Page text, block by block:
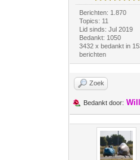
Berichten: 1.870
Topics: 11
Lid sinds: Jul 2019
Bedankt: 1050
3432 x bedankt in
berichten
Zoek
Bedankt door: